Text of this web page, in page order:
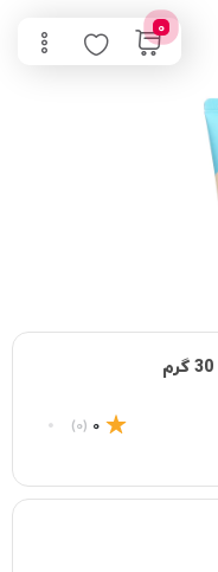
0
0
(0)